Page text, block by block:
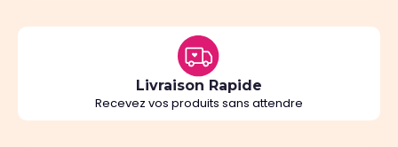
Livraison Rapide
Recevez vos produits sans attendre